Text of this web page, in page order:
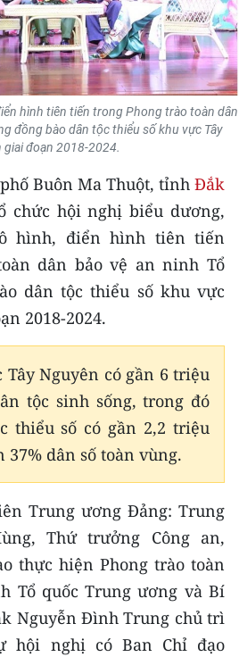
TIN
- MỖI XÃ
hình tiên tiến trong Phong trào toàn dân
đồng bào dân tộc thiểu số khu vực Tây
giai đoạn 2018-2024.
Buôn Ma Thuột, tỉnh Đắk
chức hội nghị biểu dương,
hình, điển hình tiên tiến
dân bảo vệ an ninh Tổ
dân tộc thiểu số khu vực
2018-2024.
Nguyên có gần 6 triệu
tộc sinh sống, trong đó
thiểu số có gần 2,2 triệu
dân số toàn vùng.
Trung ương Đảng: Trung
Thứ trưởng Công an,
thực hiện Phong trào toàn
Tổ quốc Trung ương và Bí
Nguyễn Đình Trung chủ trì
hội nghị có Ban Chỉ đạo